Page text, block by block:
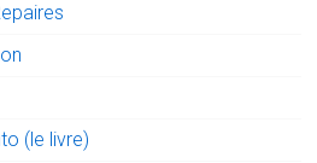
(le livre)